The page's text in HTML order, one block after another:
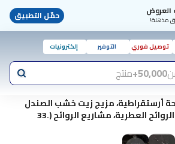
مذهلة! حمّل التطبيق
توصيل فوري التوفير إلكترونيات
50,000+ منتج
أرستقراطية، مزيج زيت خشب الصندل
العطري الفاخر لموزع الروائح العطرية، مشاريع الروائح (.33